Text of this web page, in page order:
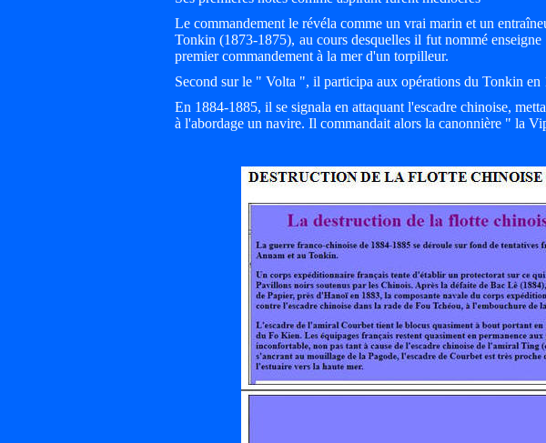
Le commandement le révéla comme un vrai marin et un
Tonkin (1873-1875), au cours desquelles il fut nommé
premier commandement à la mer d'un torpilleur.
Second sur le " Volta ", il participa aux opérations du Tonkin
En 1884-1885, il se signala en attaquant l'escadre chinoise,
à l'abordage un navire. Il commandait alors la canonnière " la